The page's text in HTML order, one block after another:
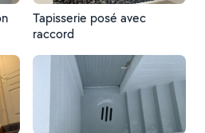
Tapisserie posé avec
raccord